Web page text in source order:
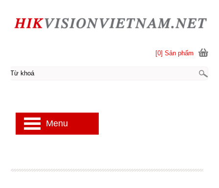
[0] Sản phẩm
Menu